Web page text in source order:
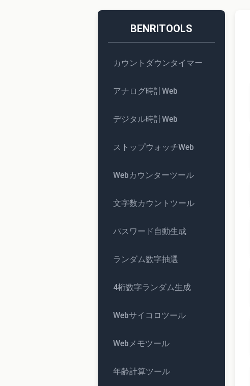
BENRITOOLS
カウントダウンタイマー
アナログ時計Web
デジタル時計Web
ストップウォッチWeb
Webカウンターツール
文字数カウントツール
パスワード自動生成
ランダム数字抽選
4桁数字ランダム生成
Webサイコロツール
Webメモツール
年齢計算ツール